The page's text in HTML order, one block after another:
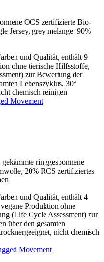
OCS zertifizierte Bio-
Jersey, grey melange: 90%
und Qualität, enthält 9
ohne tierische Hilfsstoffe,
zur Bewertung der
Lebenszyklus, 30°
chemisch reinigen
Movement
ringgesponnene
20% RCS zertifiziertes
und Qualität, enthält 4
Produktion ohne
(Life Cycle Assessment) zur
über den gesamten
nicht chemisch
Movement